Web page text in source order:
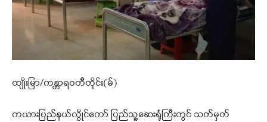
ထျိုးမြာ/ကန္တာရဝတီတိုင်း(မ်)
ကယားပြည်နယ်လွိုင်ကော် ပြည်သူ့ဆေးရုံကြီးတွင် သတ်မှတ်